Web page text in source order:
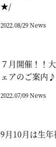
★/
2022.08/29 News
７月開催！！
ェアのご案内♪
2022.07/09 News
9月10月は生